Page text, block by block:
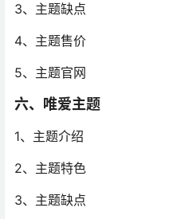
3、主题缺点
4、主题售价
5、主题官网
六、唯爱主题
1、主题介绍
2、主题特色
3、主题缺点